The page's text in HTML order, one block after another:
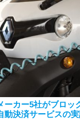
ーカー5社がブロッ
動決済サービスの